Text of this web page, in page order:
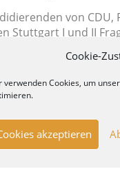
Cookie-
verwenden Cookies, um
akzeptieren
von CDU,
Stuttgart I und II
gestellt, mit
per
1 Minute und 30
die Möglichkeit die
könnt und